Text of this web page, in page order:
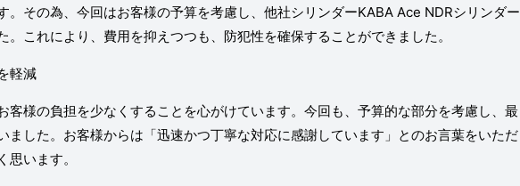
。その為、今回はお客様の予算を考慮し、他社シリンダーKABA Ace NDRシリンダー
。これにより、費用を抑えつつも、防犯性を確保することができました。
軽減
客様の負担を少なくすることを心がけています。今回も、予算的な部分を考慮し、最
ました。お客様からは「迅速かつ丁寧な対応に感謝しています」とのお言葉をいただ
思います。